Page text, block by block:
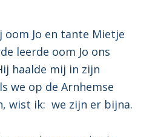
Jo en tante Mietje
leerde oom Jo ons
haalde mij in zijn
we op de Arnhemse
wist ik: we zijn er bijna.